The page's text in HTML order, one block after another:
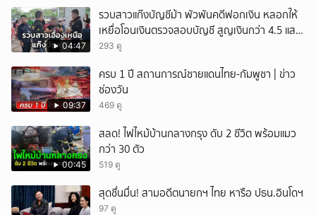
04:47
รวบสาวแก๊งบัญชีม้า พัวพันคดีฟอกเงิน หลอกให้
เหยื่อโอนเงินตรวจสอบบัญชี สูญเงินกว่า 4.5 แสน
บาท
293 ดู
09:37
ครบ 1 ปี สถานการณ์ชายแดนไทย-กัมพูชา | ข่าว
ช่องวัน
469 ดู
00:45
สลด! ไฟไหม้บ้านกลางกรุง ดับ 2 ชีวิต พร้อมแมว
กว่า 30 ตัว
519 ดู
สุดชื่นมื่น! สามอดีตนายกฯ ไทย หารือ ปธน.อินโดฯ
97 ดู